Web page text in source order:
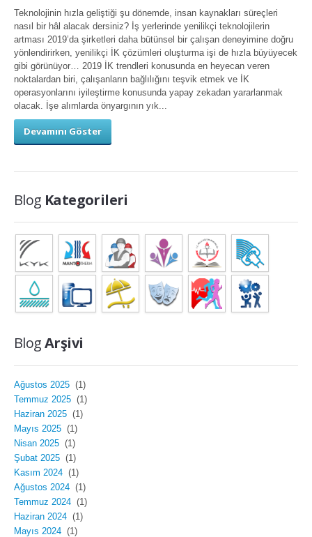
Teknolojinin hızla geliştiği şu dönemde, insan kaynakları süreçleri
nasıl bir hâl alacak dersiniz? İş yerlerinde yenilikçi teknolojilerin
artması 2019’da şirketleri daha bütünsel bir çalışan deneyimine doğru
yönlendirirken, yenilikçi İK çözümleri oluşturma işi de hızla büyüyecek
gibi görünüyor… 2019 İK trendleri konusunda en heyecan veren
noktalardan biri, çalışanların bağlılığını teşvik etmek ve İK
operasyonlarını iyileştirme konusunda yapay zekadan yararlanmak
olacak. İşe alımlarda önyargının yık...
Devamını Göster
Blog Kategorileri
BlogArşivi
Ağustos 2025 (1)
Temmuz 2025 (1)
Haziran 2025 (1)
Mayıs 2025 (1)
Nisan 2025 (1)
Şubat 2025 (1)
Kasım 2024 (1)
Ağustos 2024 (1)
Temmuz 2024 (1)
Haziran 2024 (1)
Mayıs 2024 (1)